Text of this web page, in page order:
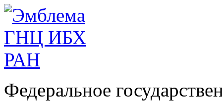
Федеральное